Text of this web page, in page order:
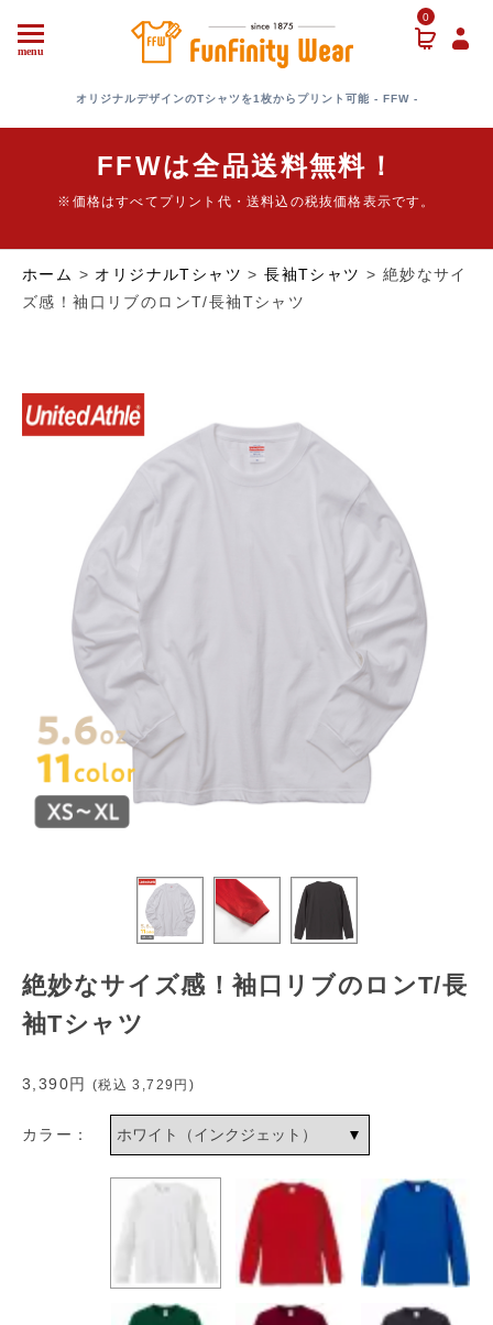
menu
0
オリジナルデザインのTシャツを1枚からプリント可能 - FFW -
FFWは全品送料無料！
※価格はすべてプリント代・送料込の税抜価格表示です。
ホーム > オリジナルTシャツ >長袖Tシャツ > 絶妙なサイ
ズ感！袖口リブのロンT/長袖Tシャツ
絶妙なサイズ感！袖口リブのロンT/長
袖Tシャツ
3,390円 (税込3,729円 )
カラー：